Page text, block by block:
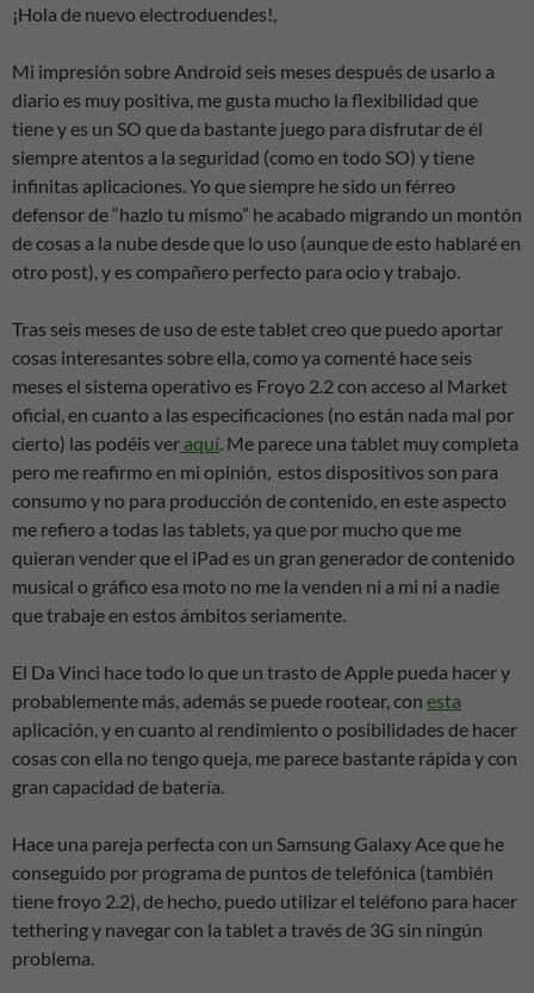
¡Hola de nuevo electroduendes!,
Mi impresión sobre Android seis meses después de usarlo a
diario es muy positiva, me gusta mucho la flexibilidad que
tiene y es un SO que da bastante juego para disfrutar de él
siempre atentos a la seguridad (como en todo SO) y tiene
infinitas aplicaciones. Yo que siempre he sido un férreo
defensor de “hazlo tu mismo” he acabado migrando un montón
de cosas a la nube desde que lo uso (aunque de esto hablaré en
otro post), y es compañero perfecto para ocio y trabajo.
Tras seis meses de uso de este tablet creo que puedo aportar
cosas interesantes sobre ella, como ya comenté hace seis
meses el sistema operativo es Froyo 2.2 con acceso al Market
oficial, en cuanto a las especificaciones (no están nada mal por
cierto) las podéis ver aquí. Me parece una tablet muy completa
pero me reafirmo en mi opinión, estos dispositivos son para
consumo y no para producción de contenido, en este aspecto
me refiero a todas las tablets, ya que por mucho que me
quieran vender que el iPad es un gran generador de contenido
musical o gráfico esa moto no me la venden ni a mi ni a nadie
que trabaje en estos ámbitos seriamente.
El Da Vinci hace todo lo que un trasto de Apple pueda hacer y
probablemente más, además se puede rootear, con esta
aplicación, y en cuanto al rendimiento o posibilidades de hacer
cosas con ella no tengo queja, me parece bastante rápida y con
gran capacidad de batería.
Hace una pareja perfecta con un Samsung Galaxy Ace que he
conseguido por programa de puntos de telefónica (también
tiene froyo 2.2), de hecho, puedo utilizar el teléfono para hacer
tethering y navegar con la tablet a través de 3G sin ningún
problema.